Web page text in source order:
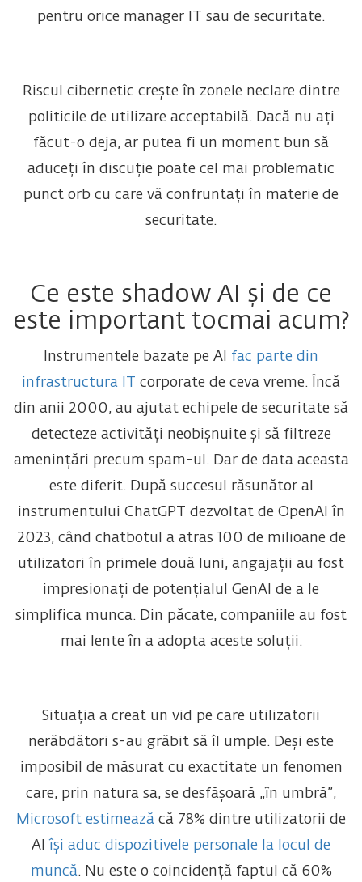
pentru orice manager IT sau de securitate.
Riscul cibernetic crește în zonele neclare dintre
politicile de utilizare acceptabilă. Dacă nu ați
făcut-o deja, ar putea fi un moment bun să
aduceți în discuție poate cel mai problematic
punct orb cu care vă confruntați în materie de
securitate.
Ce este shadow AI și de ce
este important tocmai acum?
Instrumentele bazate pe AI fac parte din
infrastructura IT corporate de ceva vreme. Încă
din anii 2000, au ajutat echipele de securitate să
detecteze activități neobișnuite și să filtreze
amenințări precum spam-ul. Dar de data aceasta
este diferit. După succesul răsunător al
instrumentului ChatGPT dezvoltat de OpenAI în
2023, când chatbotul a atras 100 de milioane de
utilizatori în primele două luni, angajații au fost
impresionați de potențialul GenAI de a le
simplifica munca. Din păcate, companiile au fost
mai lente în a adopta aceste soluții.
Situația a creat un vid pe care utilizatorii
nerăbdători s-au grăbit să îl umple. Deși este
imposibil de măsurat cu exactitate un fenomen
care, prin natura sa, se desfășoară „în umbră”,
Microsoft estimează că 78% dintre utilizatorii de
AI își aduc dispozitivele personale la locul de
muncă. Nu este o coincidență faptul că 60%